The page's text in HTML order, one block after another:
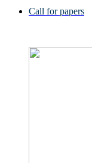
Call for papers